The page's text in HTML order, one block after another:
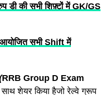
की सभी शिफ़्टों में GK/GS
सभी Shift में
RRB Group D Exam
शेयर किया हैजो रेल्वे ग्रूप